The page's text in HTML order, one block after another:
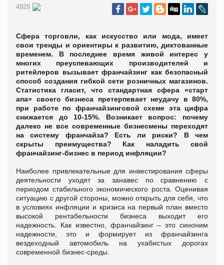
4929
Сфера торговли, как искусство или мода, имеет
свои тренды и ориентиры к развитию, диктованные
временем. В последнее время живой интерес у
многих преуспевающих производителей и
ритейлеров вызывает франчайзинг как безопасный
способ создания гибкой сети розничных магазинов.
Статистика гласит, что стандартная сфера «старт
апа» своего бизнеса претерпевает неудачу в 80%,
при работе по франчайзинговой схеме эта цифра
снижается до 10-15%. Возникает вопрос: почему
далеко не все современные бизнесмены переходят
на систему франчайза? Есть ли риски? В чем
скрыты преимущества? Как наладить свой
франчайзинг-бизнес в период инфляции?
Наиболее привлекательные для инвестирования сферы
деятельности уходят за занавес по сравнению с
периодом стабильного экономического роста. Оценивая
ситуацию с другой стороны, можно открыть для себя, что
в условиях инфляции и кризиса на первый план вместо
высокой рентабельности бизнеса выходит его
надежность. Как известно, франчайзинг – это синоним
надежности, это и формирует из франчайзинга
вездеходный автомобиль на ухабистых дорогах
современной бизнес-среды.